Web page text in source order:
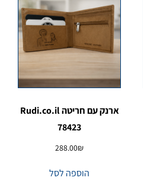
ארנק עם חריטה Rudi.co.il
78423
288.00₪
הוספה לסל